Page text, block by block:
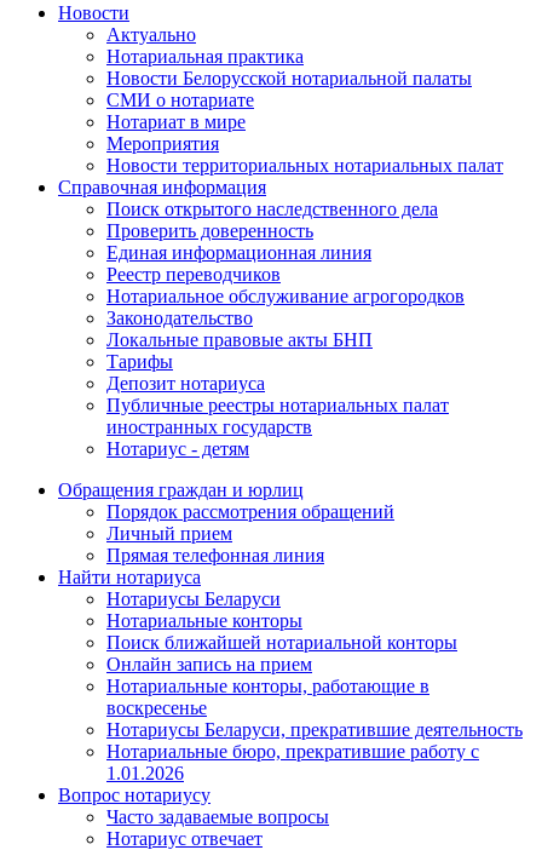
Новости
Актуально
Нотариальная практика
Новости Белорусской нотариальной палаты
СМИ о нотариате
Нотариат в мире
Мероприятия
Новости территориальных нотариальных палат
Справочная информация
Поиск открытого наследственного дела
Проверить доверенность
Единая информационная линия
Реестр переводчиков
Нотариальное обслуживание агрогородков
Законодательство
Локальные правовые акты БНП
Тарифы
Депозит нотариуса
Публичные реестры нотариальных палат
иностранных государств
Нотариус - детям
Обращения граждан и юрлиц
Порядок рассмотрения обращений
Личный прием
Прямая телефонная линия
Найти нотариуса
Нотариусы Беларуси
Нотариальные конторы
Поиск ближайшей нотариальной конторы
Онлайн запись на прием
Нотариальные конторы, работающие в
воскресенье
Нотариусы Беларуси, прекратившие деятельность
Нотариальные бюро, прекратившие работу с
1.01.2026
Вопрос нотариусу
Часто задаваемые вопросы
Нотариус отвечает